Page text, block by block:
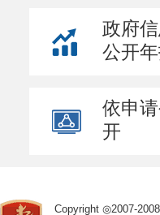
政府
公开
依申
开
Copyright ◎2007-